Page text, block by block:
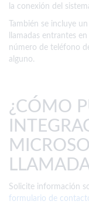
la conexión del
También se incluye
llamadas entrantes
número de teléfono
alguno.
¿CÓMO
Solicite información
formulario de